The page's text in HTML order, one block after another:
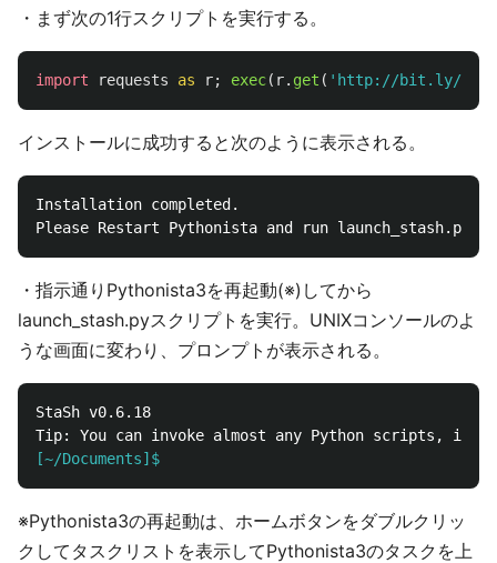
・まず次の1行スクリプトを実行する。
import requests as r; exec( r. get ( ' http://bit.ly/get-
インストールに成功すると次のように表示される。
Installation completed.
・指示通りPythonista3を再起動(※)してから
launch_stash.pyスクリプトを実行。UNIXコンソールのよ
うな画面に変わり、プロンプトが表示される。
StaSh v0.6.18
[~/Documents]$
※Pythonista3の再起動は、ホームボタンをダブルクリッ
クしてタスクリストを表示してPythonista3のタスクを上